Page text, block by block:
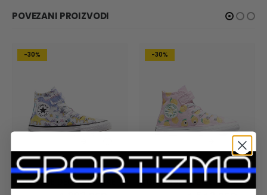
POVEZANI PROIZVODI
-30%
DECA,PATIKE
CONVERSE DEČIJE PATIKE Chuck Taylor All Star Dino Party Easy-on
-30%
DECA,PATIKE
CONVERSE DEČIJE PATIKE Chuck Taylor All Star Citrus Easy On